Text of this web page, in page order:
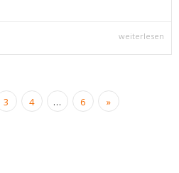
weiterlesen
3 4 … 6 »